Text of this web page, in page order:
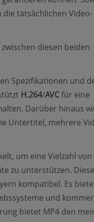
die tatsächlichen
diesen beiden
Spezifikationen und
H.264/AVCfür eine
Darüber hinaus
Untertitel, mehrere
um eine Vielzahl von
zu unterstützen.
kompatibel. Es
und
bietet MP4 den